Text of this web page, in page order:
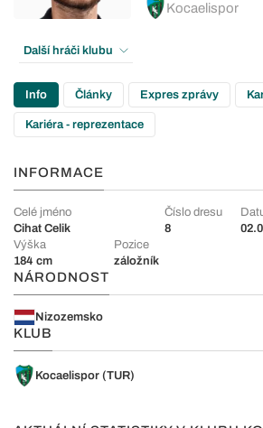
Kocaelispor
Další hráči klubu
Info Články Expres zprávy
Kariéra - reprezentace
INFORMACE
Celé jméno
Cihat Celik
Číslo dresu
8
Výška
184 cm
Pozice
záložník
NÁRODNOST
Nizozemsko
KLUB
Kocaelispor (TUR)